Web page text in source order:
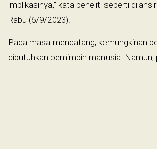
implikasinya,” kata peneliti seperti dilansir
Rabu (6/9/2023).
Pada masa mendatang, kemungkinan
dibutuhkan pemimpin manusia. Namun,